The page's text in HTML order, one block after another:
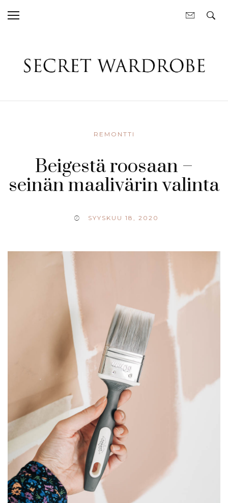
REMONTTI
Beigestä roosaan –
seinän maalivärin valinta
SYYSKUU 18, 2020